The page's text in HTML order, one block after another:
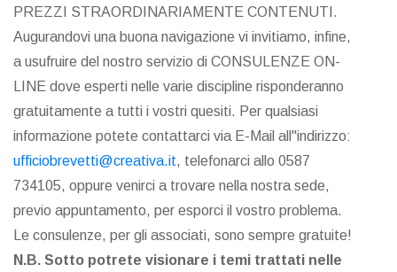
PREZZI STRAORDINARIAMENTE CONTENUTI.
Augurandovi una buona navigazione vi invitiamo, infine,
a usufruire del nostro servizio di CONSULENZE ON-
LINE dove esperti nelle varie discipline risponderanno
gratuitamente a tutti i vostri quesiti. Per qualsiasi
informazione potete contattarci via E-Mail all"indirizzo:
ufficiobrevetti@creativa.it, telefonarci allo 0587
734105, oppure venirci a trovare nella nostra sede,
previo appuntamento, per esporci il vostro problema.
Le consulenze, per gli associati, sono sempre gratuite!
N.B. Sotto potrete visionare i temi trattati nelle